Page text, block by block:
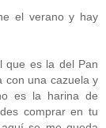
el verano y hay
que es la del Pan
con una cazuela y
es la harina de
comprar en tu